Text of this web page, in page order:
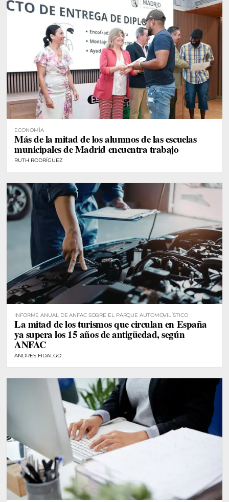
ECONOMÍA
Más de la mitad de los alumnos de las escuelas
municipales de Madrid encuentra trabajo
RUTH RODRÍGUEZ
INFORME ANUAL DE ANFAC SOBRE EL PARQUE AUTOMOVILÍSTICO
La mitad de los turismos que circulan en España
ya supera los 15 años de antigüedad, según
ANFAC
ANDRÉS FIDALGO